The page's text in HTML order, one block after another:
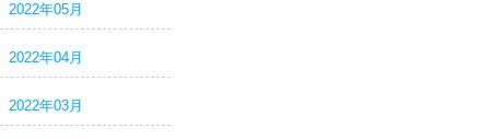
2022年05月
2022年04月
2022年03月